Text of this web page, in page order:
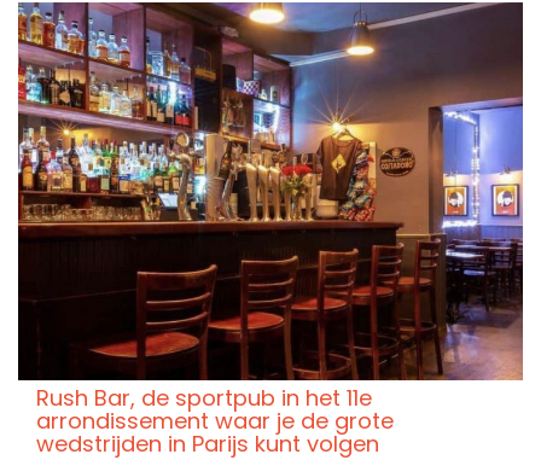
Rush Bar, de sportpub in het 11e
arrondissement waar je de grote
wedstrijden in Parijs kunt volgen